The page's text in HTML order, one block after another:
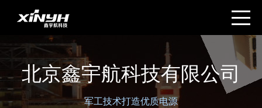
北京鑫宇航科技有限公司
军工技术打造优质电源